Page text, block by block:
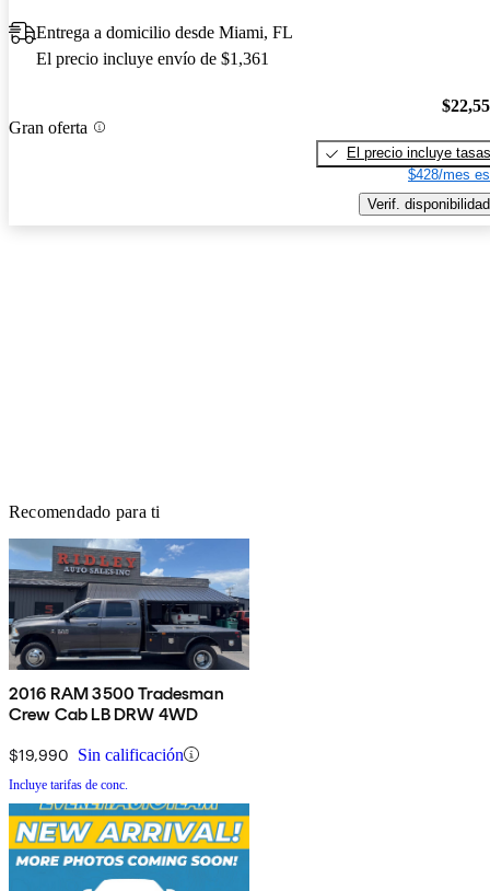
Entrega a domicilio desde Miami, FL
El precio incluye envío de $1,361
Gran oferta
El precio incluye tasas
$428/mes
Verif. disponibilidad
Recomendado para ti
2016 RAM 3500 Tradesman
Crew Cab LB DRW 4WD
$19,990 Sin calificación
Incluye tarifas de conc.